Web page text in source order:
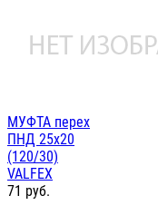
МУФТА перех
ПНД 25х20
(120/30)
VALFEX
71 руб.